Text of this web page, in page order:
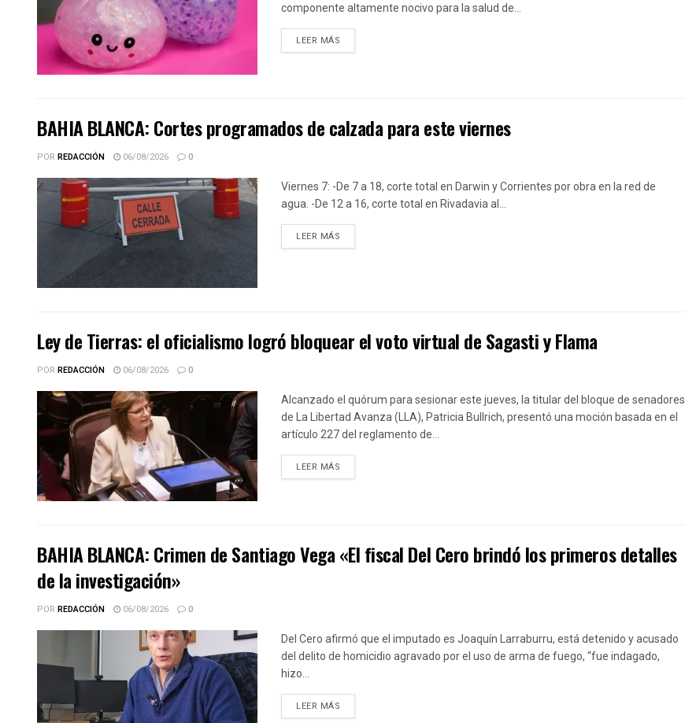
componente altamente nocivo para la salud de...
LEER MÁS
BAHIA BLANCA: Cortes programados de calzada para este viernes
POR REDACCIÓN 06/08/2026 0
Viernes 7: -De 7 a 18, corte total en Darwin y Corrientes por obra en la red de
agua. -De 12 a 16, corte total en Rivadavia al...
LEER MÁS
Ley de Tierras: el oficialismo logró bloquear el voto virtual de Sagasti y Flama
POR REDACCIÓN 06/08/2026 0
Alcanzado el quórum para sesionar este jueves, la titular del bloque de senadores
de La Libertad Avanza (LLA), Patricia Bullrich, presentó una moción basada en el
artículo 227 del reglamento de...
LEER MÁS
BAHIA BLANCA: Crimen de Santiago Vega «El fiscal Del Cero brindó los primeros detalles
de la investigación»
POR REDACCIÓN 06/08/2026 0
Del Cero afirmó que el imputado es Joaquín Larraburru, está detenido y acusado
del delito de homicidio agravado por el uso de arma de fuego, “fue indagado,
hizo...
LEER MÁS